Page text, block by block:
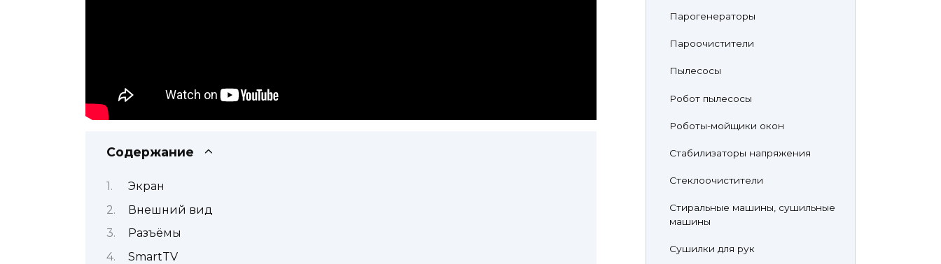
Содержание
Экран
Внешний вид
Разъёмы
SmartTV
Парогенераторы
Пароочистители
Пылесосы
Робот пылесосы
Роботы-мойщики окон
Стабилизаторы напряжения
Стеклоочистители
Стиральные машины, сушильные
машины
Сушилки для рук